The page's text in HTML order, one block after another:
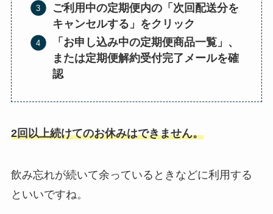
ご利用中の定期便内の「次回配送分を
キャンセルする」をクリック
「お申し込み中の定期便商品一覧」、
または定期便解約受付完了メールを確
認
2回以上続けてのお休みはできません。
飲み忘れが続いて余っているときなどに利用する
といいですね。